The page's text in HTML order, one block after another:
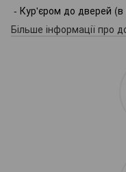
- Кур'єром до дверей (в
Більше інформації про